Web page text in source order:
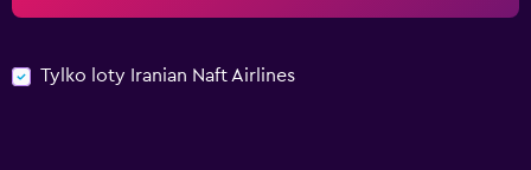
Tylko loty Iranian Naft Airlines